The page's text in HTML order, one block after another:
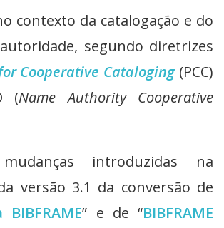
contexto da catalogação e do
segundo diretrizes
Cooperative Cataloging(PCC)
(Name Authority
Cooperative
introduzidas na
versão 3.1 da conversão de
” e de “BIBFRAME